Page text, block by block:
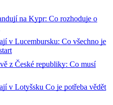
na Kypr: Co rozhoduje o
v Lucembursku: Co všechno je
z České republiky: Co musí
v Lotyšsku Co je potřeba vědět